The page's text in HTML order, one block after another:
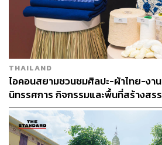
SHOPPINGมีการเติบโตของยอดข
(Gross Merchandise Value)ถึง
ออนไลน์บนแพลตฟอร์ม LINE
จำนวนร้านค้ามากกว่า436,000ร้าน
การเติบโตอย่างต่อเนื่อง แม้ในสภาว
ผันผวน
ด้วยเหตุนี้เอง การจัดงานสัมมนาครั้ง
ปาร์กพลังใจให้กับร้านค้าออนไลน์แล้
ฟีเจอร์เด็ดๆ ที่ช่วยเสริมแกร่งและสร้า
THAILAND
ไอคอนสยามชวนชมศิลปะ-ผ้าไทย-งา
นิทรรศการ กิจกรรมและพื้นที่สร้างสร
แม่ [ADVERTORIAL]